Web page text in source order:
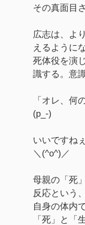
その真面目
広志は、よ
えるように
死体役を演
識する。意
「オレ、何
(p_-)
いいですね
＼(^o^)／
母親の「死
反応という、
自身の体内
「死」と「